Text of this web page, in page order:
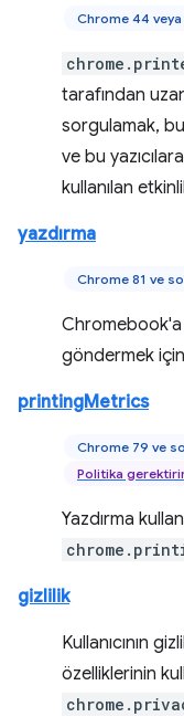
Chrome 44
tarafından
sorgulamak, bu
ve bu
kullanılan
yazdırma
Chrome 81 ve
Chromebook'a
göndermek için
printingMetrics
Chrome 79 ve
Politika
Yazdırma
gizlilik
Kullanıcının
özelliklerinin